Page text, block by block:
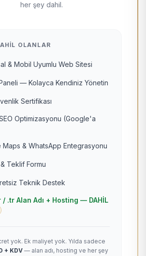
her şey dahil.
OLANLAR
& Mobil Uyumlu Web Sitesi
— Kolayca Kendiniz Yönetin
Sertifikası
Optimizasyonu (Google'a
Maps & WhatsApp Entegrasyonu
Teklif Formu
Teknik Destek
/ .tr Alan Adı + Hosting — DAHİL
yok. Ek maliyet yok. Yılda sadece
+ KDV— alan adı, hosting ve her şey